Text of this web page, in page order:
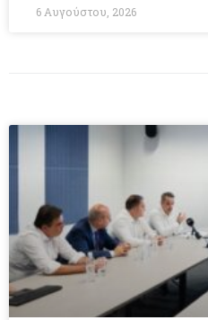
6 Αυγούστου, 2026